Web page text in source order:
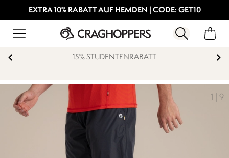
EXTRA 10% RABATT AUF HEMDEN | CODE: GET10
15% STUDENTENRABATT
1 9